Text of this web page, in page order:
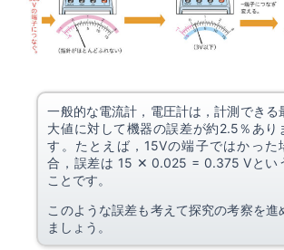
一般的な電流計，電圧計は，計測できる
大値に対して機器の誤差が約2.5％あり
す。たとえば，15Vの端子ではかった
合，誤差は 15 ✕ 0.025 = 0.375 Vとい
ことです。
このような誤差も考えて探究の考察を進
ましょう。